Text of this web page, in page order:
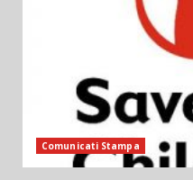
Comunicati Stampa